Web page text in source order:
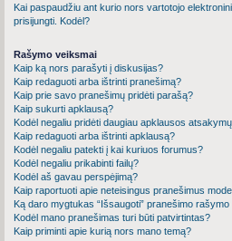
Kai paspaudžiu ant kurio nors vartotojo
prisijungti. Kodėl?
Rašymo veiksmai
Kaip ką nors parašyti į diskusijas?
Kaip redaguoti arba ištrinti pranešimą?
Kaip prie savo pranešimų pridėti parašą?
Kaip sukurti apklausą?
Kodėl negaliu pridėti daugiau apklausos
Kaip redaguoti arba ištrinti apklausą?
Kodėl negaliu patekti į kai kuriuos forumus?
Kodėl negaliu prikabinti failų?
Kodėl aš gavau perspėjimą?
Kaip raportuoti apie neteisingus pranešimus
Ką daro mygtukas “Išsaugoti” pranešimo rašymo
Kodėl mano pranešimas turi būti patvirtintas?
Kaip priminti apie kurią nors mano temą?